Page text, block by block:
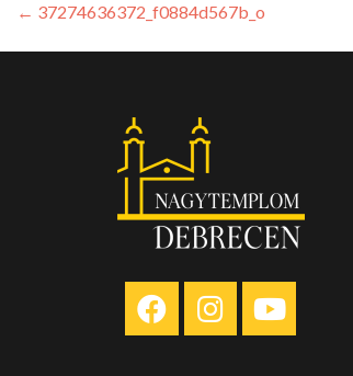
← 37274636372_f0884d567b_o